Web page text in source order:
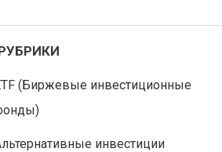
(Биржевые инвестиционные
инвестиции